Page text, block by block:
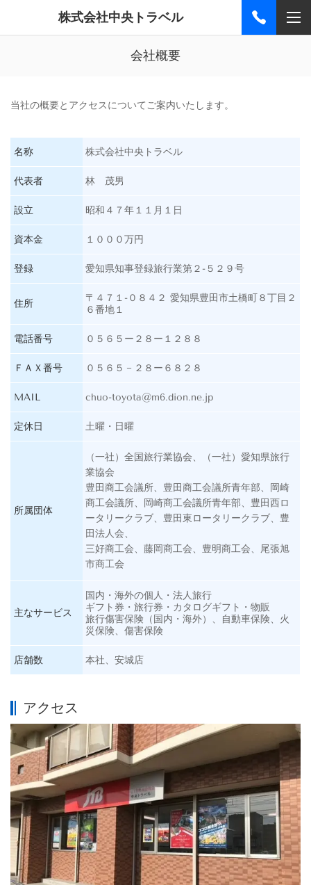
株式会社中央トラベル
会社概要
当社の概要とアクセスについてご案内いたします。
名称 株式会社中央トラベル
代表者 林 茂男
設立 昭和４７年１１月１日
資本金 １０００万円
登録 愛知県知事登録旅行業第２-５２９号
住所
〒４７１-０８４２ 愛知県豊田市土橋町８丁目２
６番地１
電話番号 ０５６５ー２８ー１２８８
ＦＡＸ番号 ０５６５－２８ー６８２８
MAIL chuo-toyota@m6.dion.ne.jp
定休日 土曜・日曜
所属団体
（一社）全国旅行業協会、
（一社）愛知県旅行
業協会
豊田商工会議所、豊田商工会議所青年部、岡崎
商工会議所、岡崎商工会議所青年部、豊田西ロ
ータリークラブ、豊田東ロータリークラブ、豊
田法人会、
三好商工会、藤岡商工会、豊明商工会、尾張旭
市商工会
主なサービス
国内・海外の個人・法人旅行
ギフト券・旅行券・カタログギフト・物販
旅行傷害保険（国内・海外）、自動車保険、火
災保険、傷害保険
店舗数 本社、安城店
アクセス